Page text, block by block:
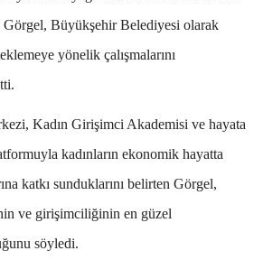
Görgel, Büyükşehir Belediyesi olarak
yönelik çalışmalarını
Kadın Girişimci Akademisi ve hayata
kadınların ekonomik hayatta
katkı sunduklarını belirten Görgel,
ve girişimciliğinin en güzel
söyledi.